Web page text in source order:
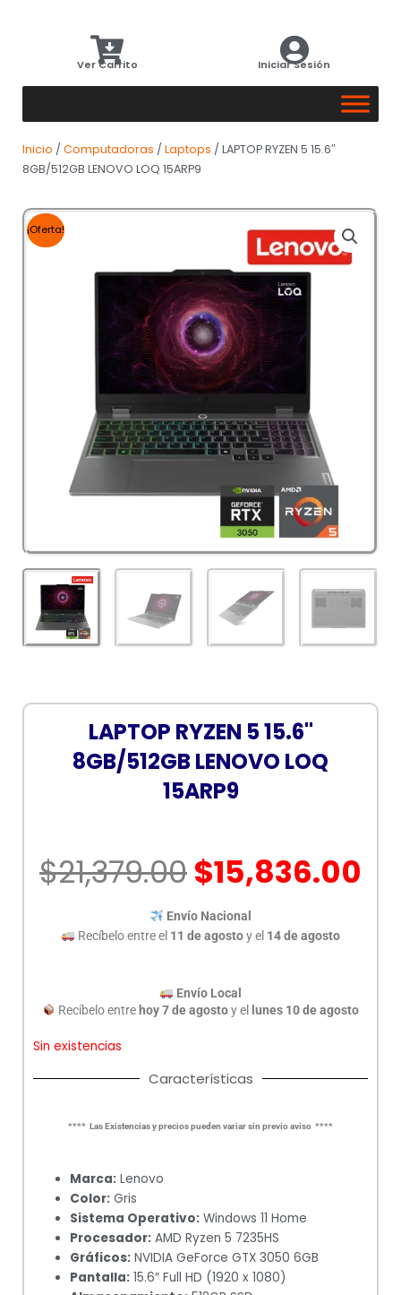
Ver Carrito Iniciar Sesión
Inicio / Computadoras / Laptops / LAPTOP RYZEN 5 15.6″
8GB/512GB LENOVO LOQ 15ARP9
¡Oferta!
LAPTOP RYZEN 5 15.6"
8GB/512GB LENOVO LOQ
15ARP9
$21,379.00El
precio
original
era:
$21,379.00.
$15,836.00
Envío Nacional
Recíbelo entre el 11 de agostoy el 14 de agosto
Envío Local
Recíbelo entre hoy 7 de agostoy el lunes 10 de agosto
Sin existencias
Características
**** Las Existencias y precios pueden variar sin previo aviso ****
Marca: Lenovo
Color: Gris
Sistema Operativo: Windows 11 Home
Procesador: AMD Ryzen 5 7235HS
Gráficos: NVIDIA GeForce GTX 3050 6GB
Pantalla: 15.6″ Full HD (1920 x 1080)